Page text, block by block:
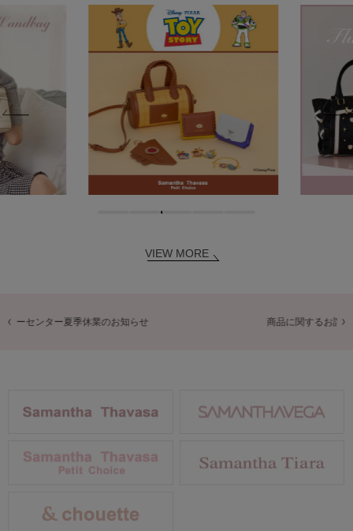
VIEW MORE
商品に関するお詫びとお知らせ